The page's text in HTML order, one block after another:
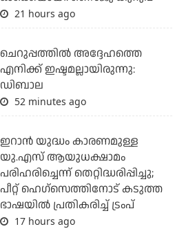
21 hours ago
ചെറുപ്പത്തില്‍ അദ്ദേഹത്തെ
എനിക്ക് ഇഷ്ടമല്ലായിരുന്നു:
ഡിബാല
52 minutes ago
ഇറാന്‍ യുദ്ധം കാരണമുള്ള
യു.എസ് ആയുധക്ഷാമം
പരിഹരിച്ചെന്ന് തെറ്റിദ്ധരിപ്പിച്ചു;
പീറ്റ് ഹെഗ്‌സെത്തിനോട് കടുത്ത
ഭാഷയില്‍ പ്രതികരിച്ച് ട്രംപ്
17 hours ago